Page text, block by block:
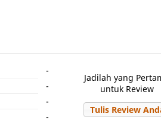
-
-
-
-
Jadilah yang
untuk Review
Tulis Review